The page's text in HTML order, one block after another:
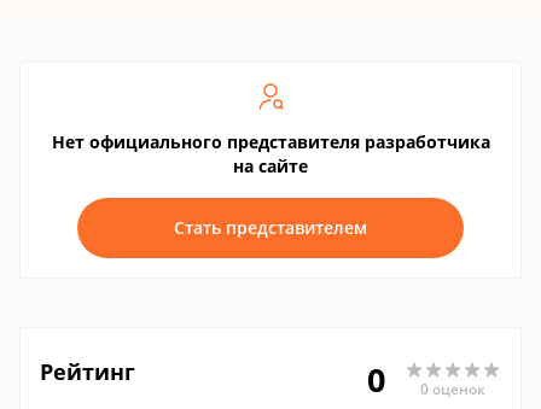
Нет официального представителя разработчика
на сайте
Стать представителем
Рейтинг 0 0 оценок